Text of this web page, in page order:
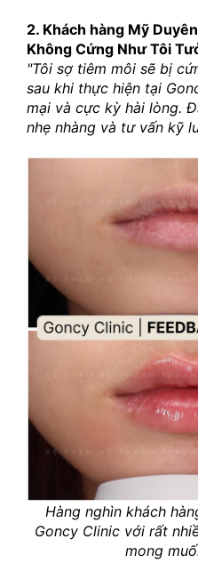
2. Khách hàng Mỹ
Không Cứng Như Tôi
"Tôi sợ tiêm môi sẽ bị
sau khi thực hiện tại
mại và cực kỳ hài lòng.
nhẹ nhàng và tư vấn kỹ
Hàng nghìn khách
Goncy Clinic với rất
mong